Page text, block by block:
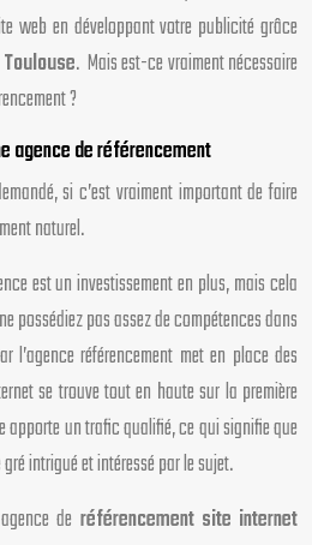
web en développant votre publicité grâce
Toulouse. Mais est-ce vraiment nécessaire
?
agence de référencement
si c’est vraiment important de faire
naturel.
est un investissement en plus, mais cela
possédiez pas assez de compétences dans
l’agence référencement met en place des
se trouve tout en haute sur la première
apporte un trafic qualifié, ce qui signifie que
intrigué et intéressé par le sujet.
de référencement site internet